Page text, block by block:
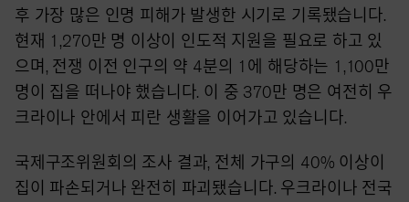
후 가장 많은 인명 피해가 발생한 시기로 기록됐습니다.
현재 1,270만 명 이상이 인도적 지원을 필요로 하고 있
으며, 전쟁 이전 인구의 약 4분의 1에 해당하는 1,100만
명이 집을 떠나야 했습니다. 이 중 370만 명은 여전히 우
크라이나 안에서 피란 생활을 이어가고 있습니다.
국제구조위원회의 조사 결과, 전체 가구의 40% 이상이
집이 파손되거나 완전히 파괴됐습니다. 우크라이나 전국